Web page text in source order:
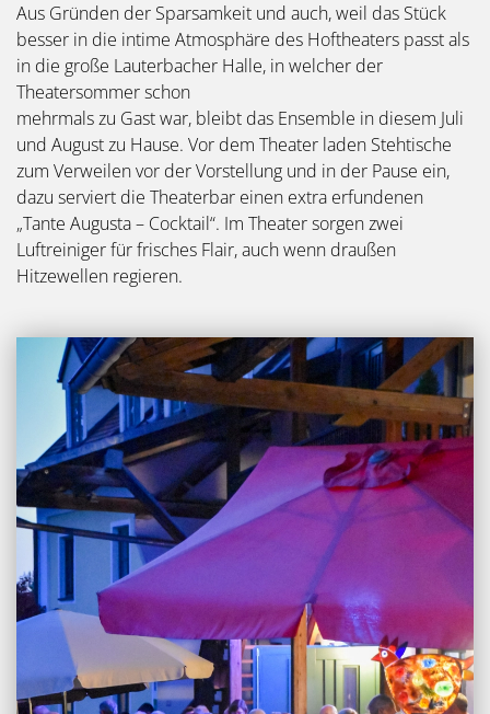
Aus Gründen der Sparsamkeit und auch, weil das Stück
besser in die intime Atmosphäre des Hoftheaters passt als
in die große Lauterbacher Halle, in welcher der
Theatersommer schon
mehrmals zu Gast war, bleibt das Ensemble in diesem Juli
und August zu Hause. Vor dem Theater laden Stehtische
zum Verweilen vor der Vorstellung und in der Pause ein,
dazu serviert die Theaterbar einen extra erfundenen
„Tante Augusta – Cocktail“. Im Theater sorgen zwei
Luftreiniger für frisches Flair, auch wenn draußen
Hitzewellen regieren.